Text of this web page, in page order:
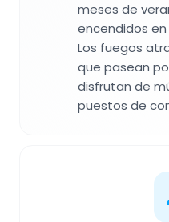
meses de
encendidos
Los fuegos
que pasean
disfrutan de
puestos de